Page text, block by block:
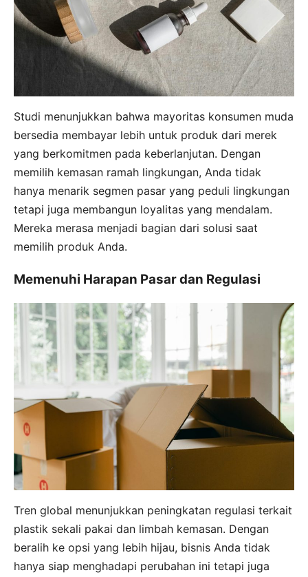
Studi menunjukkan bahwa mayoritas konsumen muda
bersedia membayar lebih untuk produk dari merek
yang berkomitmen pada keberlanjutan. Dengan
memilih kemasan ramah lingkungan, Anda tidak
hanya menarik segmen pasar yang peduli lingkungan
tetapi juga membangun loyalitas yang mendalam.
Mereka merasa menjadi bagian dari solusi saat
memilih produk Anda.
Memenuhi Harapan Pasar dan Regulasi
Tren global menunjukkan peningkatan regulasi terkait
plastik sekali pakai dan limbah kemasan. Dengan
beralih ke opsi yang lebih hijau, bisnis Anda tidak
hanya siap menghadapi perubahan ini tetapi juga